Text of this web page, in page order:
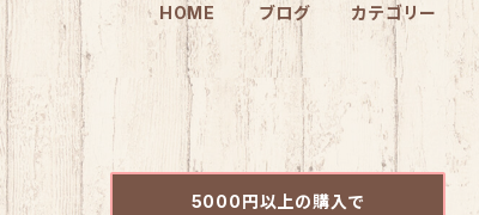
HOME ブログ カテゴリー
5000円以上の購入で